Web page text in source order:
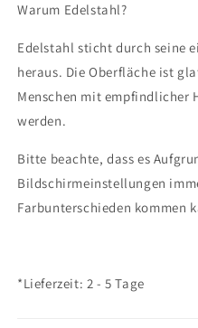
Warum Edelstahl?
Edelstahl sticht durch seine
heraus. Die Oberfläche ist
Menschen mit empfindlicher
werden.
Bitte beachte, dass es
Bildschirmeinstellungen
Farbunterschieden kommen
*Lieferzeit: 2 - 5 Tage